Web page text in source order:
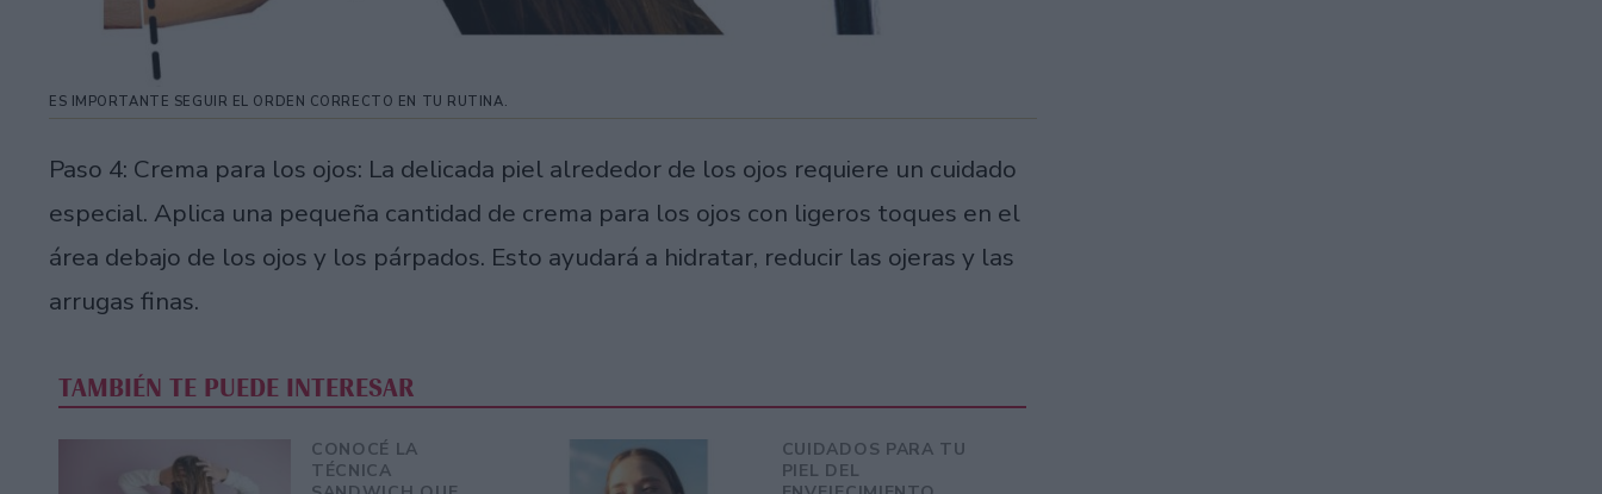
ES IMPORTANTE SEGUIR EL ORDEN CORRECTO EN TU RUTINA.
Paso 4: Crema para los ojos: La delicada piel alrededor de los ojos requiere un cuidado
especial. Aplica una pequeña cantidad de crema para los ojos con ligeros toques en el
área debajo de los ojos y los párpados. Esto ayudará a hidratar, reducir las ojeras y las
arrugas finas.
TAMBIÉN TE PUEDE INTERESAR
CONOCÉ LA
TÉCNICA
CUIDADOS PARA TU
PIEL DEL